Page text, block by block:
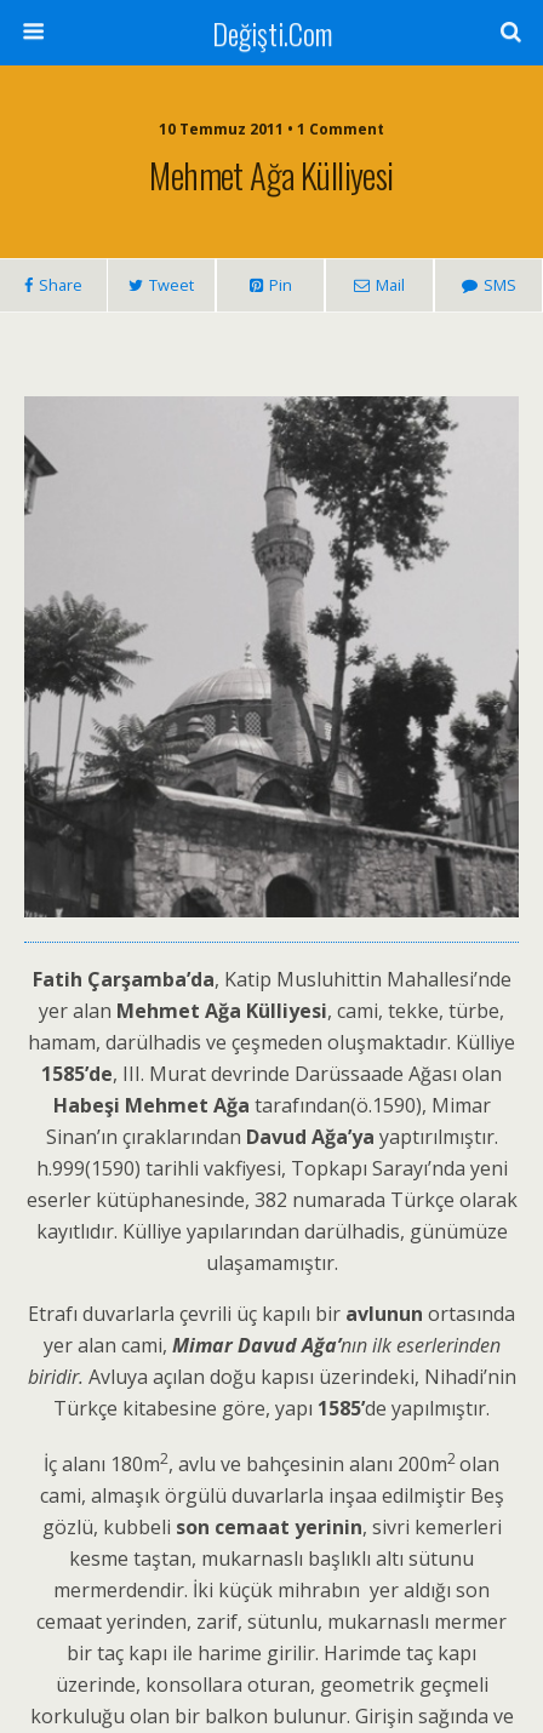
Değişti.Com
10 Temmuz 2011 • 1 Comment
Mehmet Ağa Külliyesi
Share Tweet Pin Mail SMS
Fatih Çarşamba’da, Katip Musluhittin Mahallesi’nde
yer alan Mehmet Ağa Külliyesi, cami, tekke, türbe,
hamam, darülhadis ve çeşmeden oluşmaktadır. Külliye
1585’de, III. Murat devrinde Darüssaade Ağası olan
Habeşi Mehmet Ağa tarafından(ö.1590), Mimar
Sinan’ın çıraklarından Davud Ağa’ya yaptırılmıştır.
h.999(1590) tarihli vakfiyesi, Topkapı Sarayı’nda yeni
eserler kütüphanesinde, 382 numarada Türkçe olarak
kayıtlıdır. Külliye yapılarından darülhadis, günümüze
ulaşamamıştır.
Etrafı duvarlarla çevrili üç kapılı bir avlunun ortasında
yer alan cami, Mimar Davud Ağa’nın ilk eserlerinden
biridir. Avluya açılan doğu kapısı üzerindeki, Nihadi’nin
Türkçe kitabesine göre, yapı 1585’de yapılmıştır.
İç alanı 180m2, avlu ve bahçesinin alanı 200m2olan
cami, almaşık örgülü duvarlarla inşaa edilmiştir Beş
gözlü, kubbeli son cemaat yerinin, sivri kemerleri
kesme taştan, mukarnaslı başlıklı altı sütunu
mermerdendir. İki küçük mihrabın yer aldığı son
cemaat yerinden, zarif, sütunlu, mukarnaslı mermer
bir taç kapı ile harime girilir. Harimde taç kapı
üzerinde, konsollara oturan, geometrik geçmeli
korkuluğu olan bir balkon bulunur. Girişin sağında ve